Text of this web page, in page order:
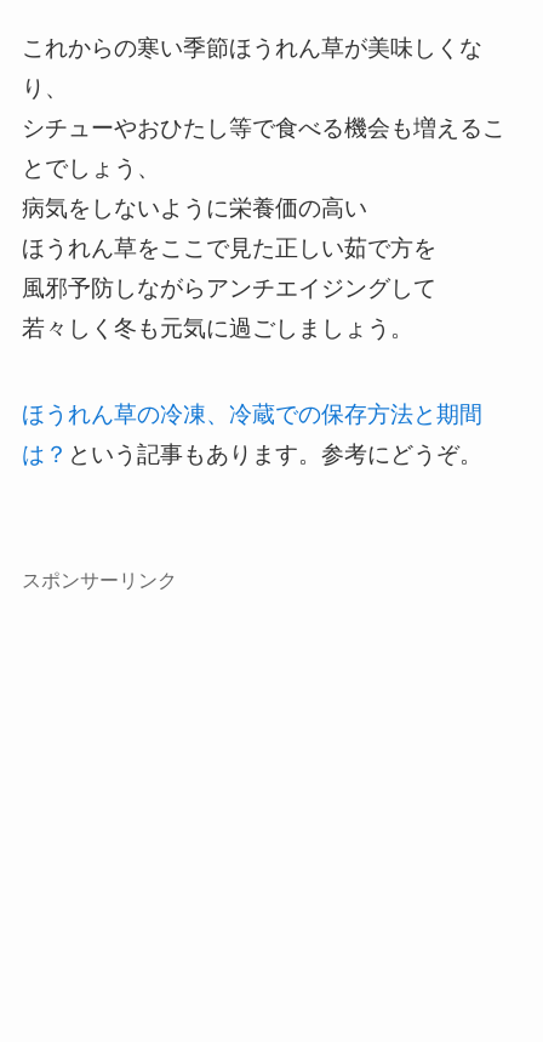
これからの寒い季節ほうれん草が美味しくな
り、
シチューやおひたし等で食べる機会も増えるこ
とでしょう、
病気をしないように栄養価の高い
ほうれん草をここで見た正しい茹で方を
風邪予防しながらアンチエイジングして
若々しく冬も元気に過ごしましょう。
ほうれん草の冷凍、冷蔵での保存方法と期間
は？ という記事もあります。参考にどうぞ。
スポンサーリンク